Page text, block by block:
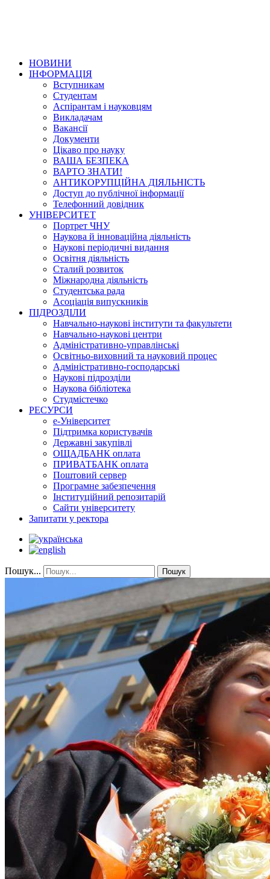
НОВИНИ
ІНФОРМАЦІЯ
Вступникам
Студентам
Аспірантам і науковцям
Викладачам
Вакансії
Документи
Цікаво про науку
ВАША БЕЗПЕКА
ВАРТО ЗНАТИ!
АНТИКОРУПЦІЙНА ДІЯЛЬНІСТЬ
Доступ до публічної інформації
Телефонний довідник
УНІВЕРСИТЕТ
Портрет ЧНУ
Наукова й інноваційна діяльність
Наукові періодичні видання
Освітня діяльність
Сталий розвиток
Міжнародна діяльність
Студентська рада
Асоціація випускників
ПІДРОЗДІЛИ
Навчально-наукові інститути та факультети
Навчально-наукові центри
Адміністративно-управлінські
Освітньо-виховний та науковий процес
Адміністративно-господарські
Наукові підрозділи
Наукова бібліотека
Студмістечко
РЕСУРСИ
е-Університет
Підтримка користувачів
Державні закупівлі
ОЩАДБАНК оплата
ПРИВАТБАНК оплата
Поштовий сервер
Програмне забезпечення
Інституційний репозитарій
Сайти університету
Запитати у ректора
Пошук... Пошук